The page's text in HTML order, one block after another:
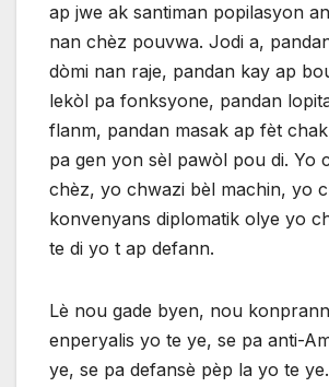
ap jwe ak santiman popilasyon
nan chèz pouvwa. Jodi a,
dòmi nan raje, pandan kay ap
lekòl pa fonksyone, pandan
flanm, pandan masak ap fèt
pa gen yon sèl pawòl pou di. Yo
chèz, yo chwazi bèl machin, yo
konvenyans diplomatik olye yo
te di yo t ap defann.
Lè nou gade byen, nou
enperyalis yo te ye, se pa anti-
ye, se pa defansè pèp la yo te